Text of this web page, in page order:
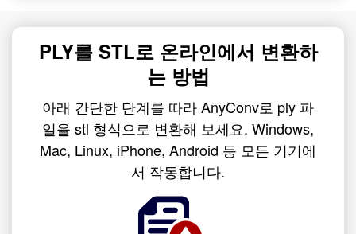
PLY를 STL로 온라인에서 변환하
는 방법
아래 간단한 단계를 따라 AnyConv로 ply 파
일을 stl 형식으로 변환해 보세요. Windows,
Mac, Linux, iPhone, Android 등 모든 기기에
서 작동합니다.